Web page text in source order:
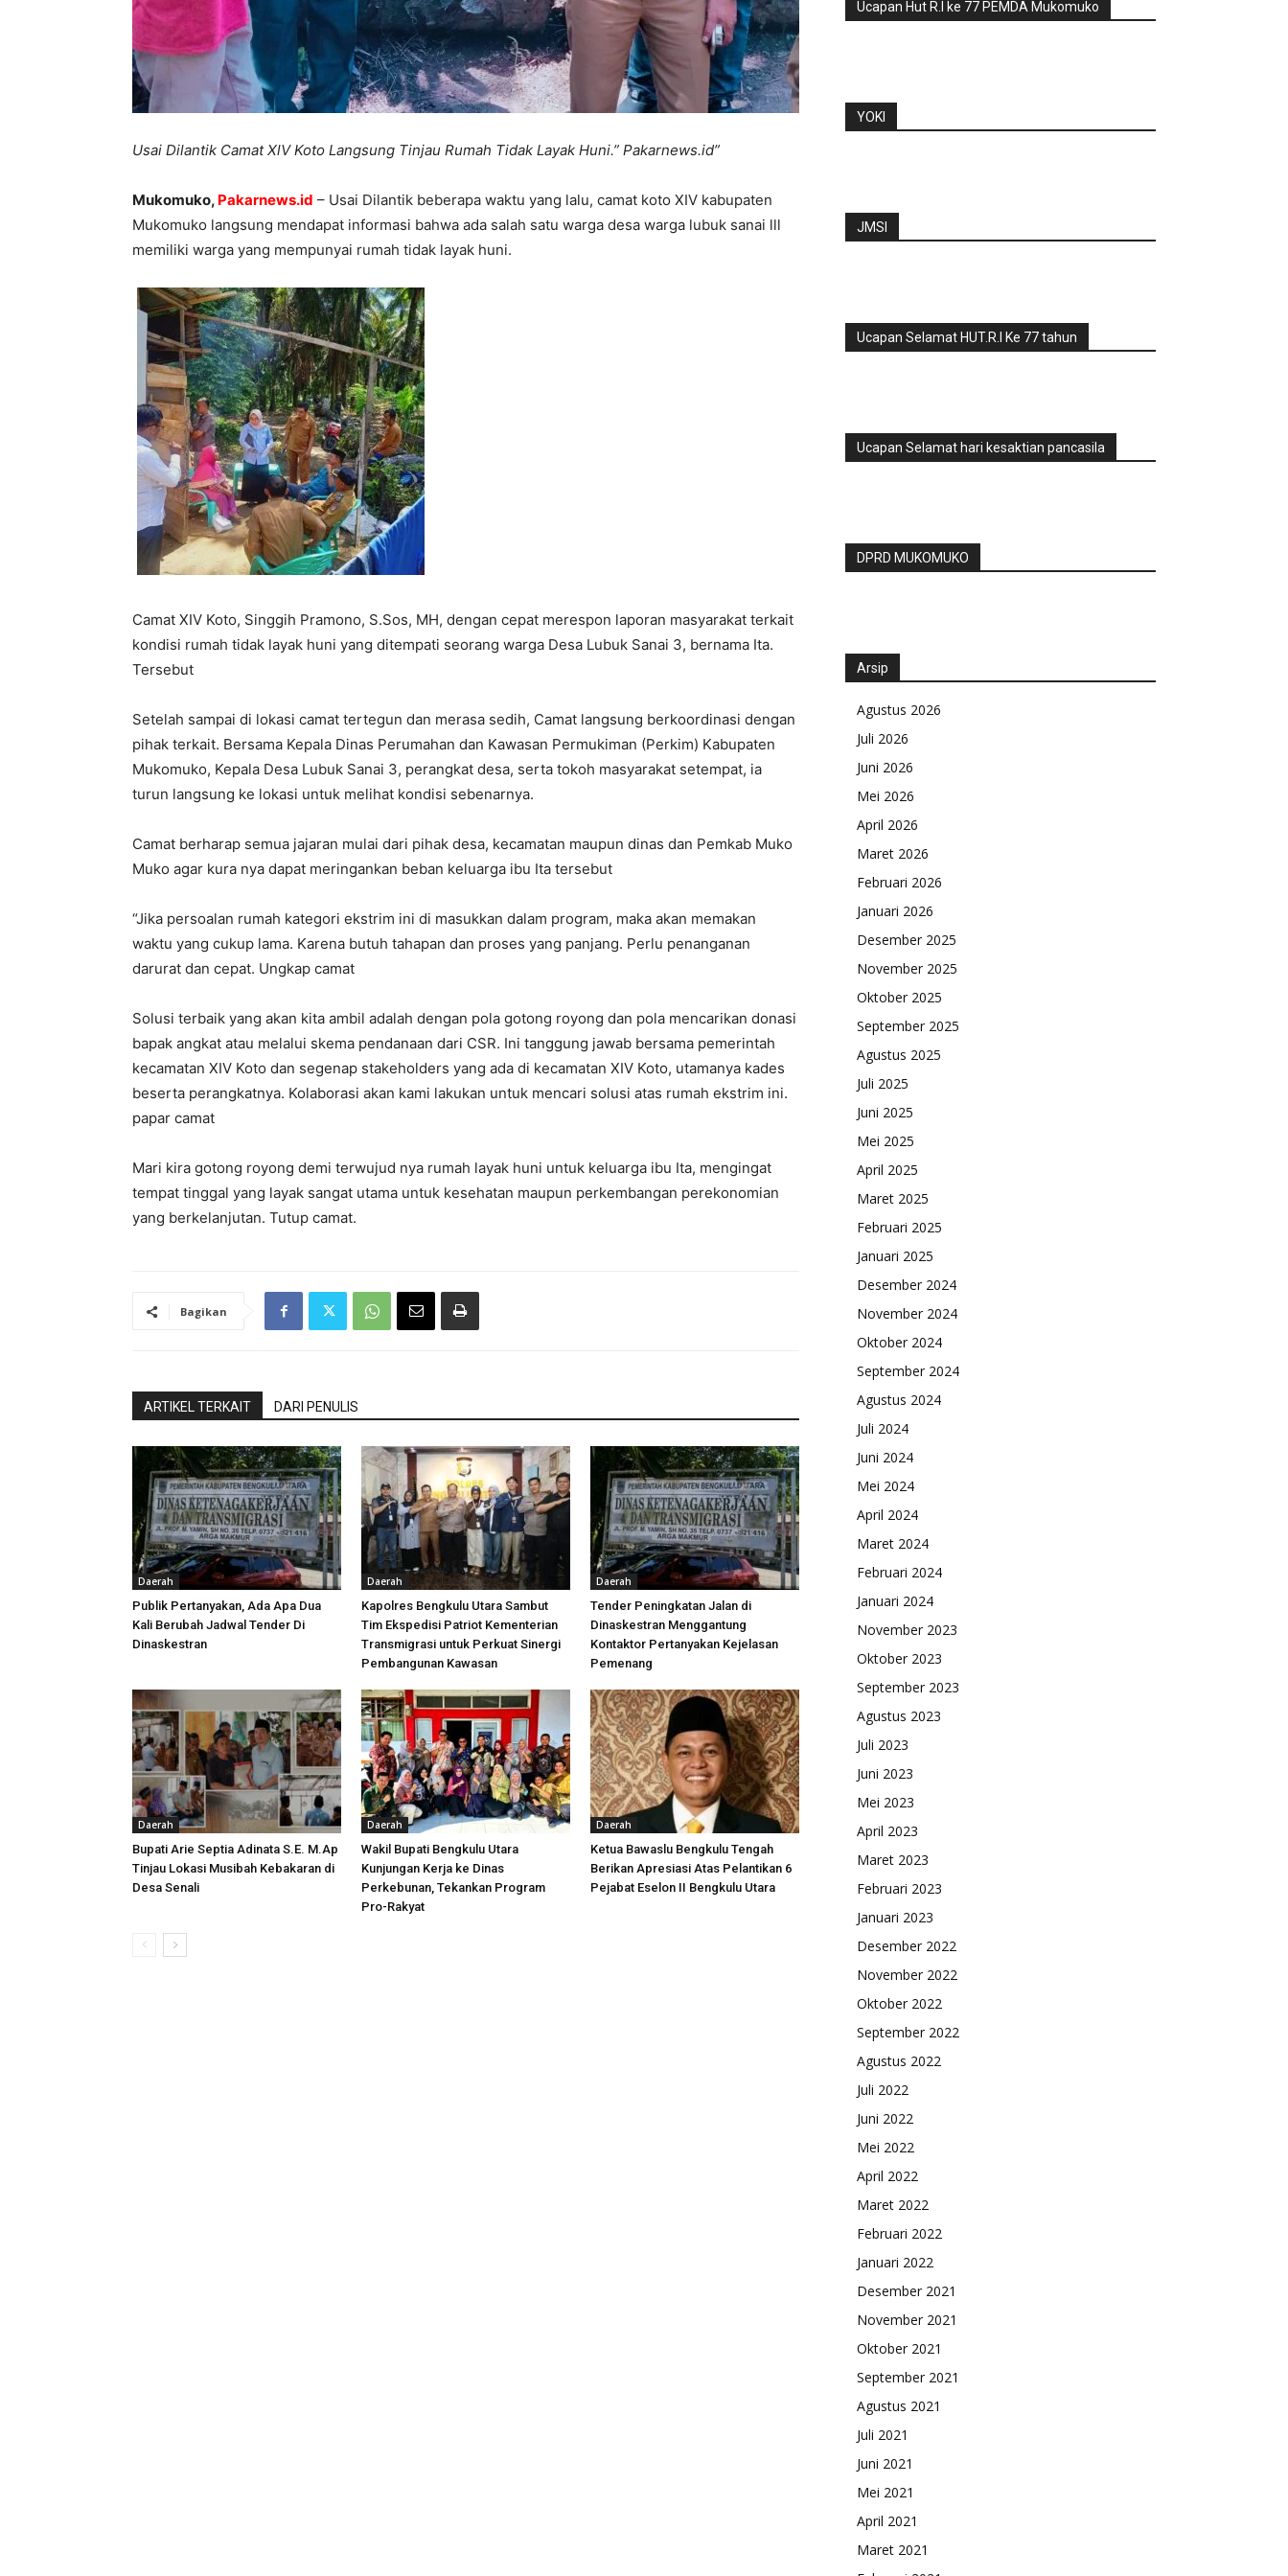
Usai Dilantik Camat XlV Koto Langsung Tinjau Rumah Tidak Layak Huni.” Pakarnews.id”
Mukomuko, Pakarnews.id – Usai Dilantik beberapa waktu yang lalu, camat koto XIV kabupaten
Mukomuko langsung mendapat informasi bahwa ada salah satu warga desa warga lubuk sanai lll
memiliki warga yang mempunyai rumah tidak layak huni.
Camat XIV Koto, Singgih Pramono, S.Sos, MH, dengan cepat merespon laporan masyarakat terkait
kondisi rumah tidak layak huni yang ditempati seorang warga Desa Lubuk Sanai 3, bernama Ita.
Tersebut
Setelah sampai di lokasi camat tertegun dan merasa sedih, Camat langsung berkoordinasi dengan
pihak terkait. Bersama Kepala Dinas Perumahan dan Kawasan Permukiman (Perkim) Kabupaten
Mukomuko, Kepala Desa Lubuk Sanai 3, perangkat desa, serta tokoh masyarakat setempat, ia
turun langsung ke lokasi untuk melihat kondisi sebenarnya.
Camat berharap semua jajaran mulai dari pihak desa, kecamatan maupun dinas dan Pemkab Muko
Muko agar kura nya dapat meringankan beban keluarga ibu Ita tersebut
“Jika persoalan rumah kategori ekstrim ini di masukkan dalam program, maka akan memakan
waktu yang cukup lama. Karena butuh tahapan dan proses yang panjang. Perlu penanganan
darurat dan cepat. Ungkap camat
Solusi terbaik yang akan kita ambil adalah dengan pola gotong royong dan pola mencarikan donasi
bapak angkat atau melalui skema pendanaan dari CSR. Ini tanggung jawab bersama pemerintah
kecamatan XIV Koto dan segenap stakeholders yang ada di kecamatan XIV Koto, utamanya kades
beserta perangkatnya. Kolaborasi akan kami lakukan untuk mencari solusi atas rumah ekstrim ini.
papar camat
Mari kira gotong royong demi terwujud nya rumah layak huni untuk keluarga ibu Ita, mengingat
tempat tinggal yang layak sangat utama untuk kesehatan maupun perkembangan perekonomian
yang berkelanjutan. Tutup camat.
Bagikan
ARTIKEL TERKAIT DARI PENULIS
Daerah
Publik Pertanyakan, Ada Apa Dua
Kali Berubah Jadwal Tender Di
Dinaskestran
Daerah
Kapolres Bengkulu Utara Sambut
Tim Ekspedisi Patriot Kementerian
Transmigrasi untuk Perkuat Sinergi
Pembangunan Kawasan
Daerah
Tender Peningkatan Jalan di
Dinaskestran Menggantung
Kontaktor Pertanyakan Kejelasan
Pemenang
Daerah
Bupati Arie Septia Adinata S.E. M.Ap
Tinjau Lokasi Musibah Kebakaran di
Desa Senali
Daerah
Wakil Bupati Bengkulu Utara
Kunjungan Kerja ke Dinas
Perkebunan, Tekankan Program
Pro-Rakyat
Daerah
Ketua Bawaslu Bengkulu Tengah
Berikan Apresiasi Atas Pelantikan 6
Pejabat Eselon II Bengkulu Utara
Ucapan Hut R.I ke 77 PEMDA Mukomuko
YOKI
JMSI
Ucapan Selamat HUT.R.I Ke 77 tahun
Ucapan Selamat hari kesaktian pancasila
DPRD MUKOMUKO
Arsip
Agustus 2026
Juli 2026
Juni 2026
Mei 2026
April 2026
Maret 2026
Februari 2026
Januari 2026
Desember 2025
November 2025
Oktober 2025
September 2025
Agustus 2025
Juli 2025
Juni 2025
Mei 2025
April 2025
Maret 2025
Februari 2025
Januari 2025
Desember 2024
November 2024
Oktober 2024
September 2024
Agustus 2024
Juli 2024
Juni 2024
Mei 2024
April 2024
Maret 2024
Februari 2024
Januari 2024
November 2023
Oktober 2023
September 2023
Agustus 2023
Juli 2023
Juni 2023
Mei 2023
April 2023
Maret 2023
Februari 2023
Januari 2023
Desember 2022
November 2022
Oktober 2022
September 2022
Agustus 2022
Juli 2022
Juni 2022
Mei 2022
April 2022
Maret 2022
Februari 2022
Januari 2022
Desember 2021
November 2021
Oktober 2021
September 2021
Agustus 2021
Juli 2021
Juni 2021
Mei 2021
April 2021
Maret 2021